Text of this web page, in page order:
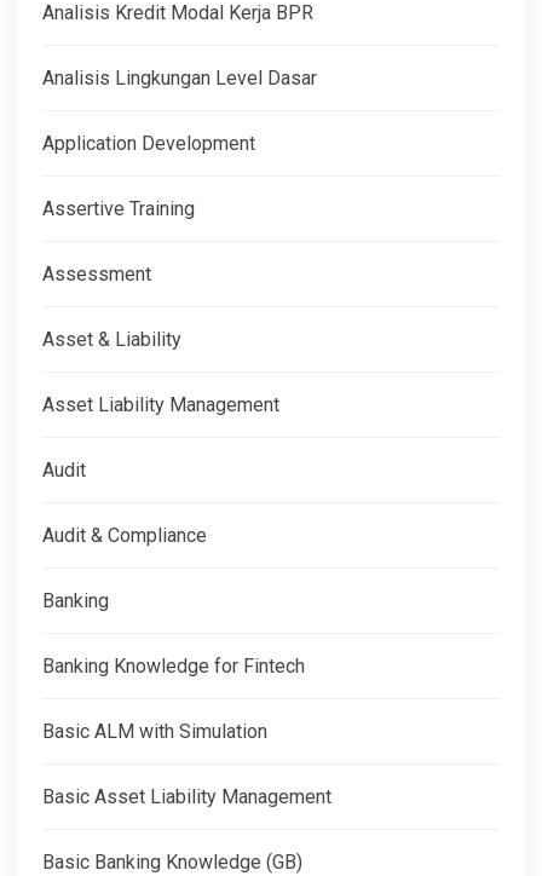
Analisis Kredit Modal Kerja BPR
Analisis Lingkungan Level Dasar
Application Development
Assertive Training
Assessment
Asset & Liability
Asset Liability Management
Audit
Audit & Compliance
Banking
Banking Knowledge for Fintech
Basic ALM with Simulation
Basic Asset Liability Management
Basic Banking Knowledge (GB)